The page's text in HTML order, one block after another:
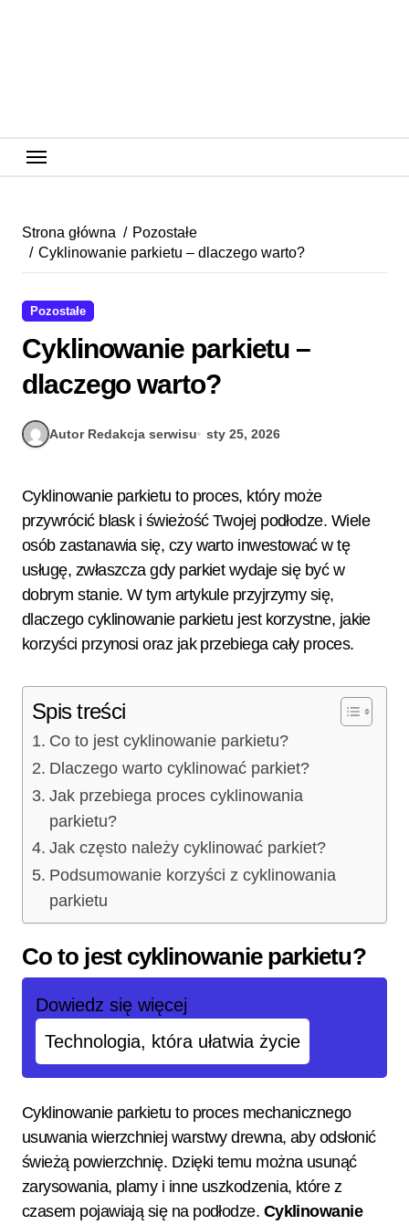
Strona główna
Pozostałe
Cyklinowanie parkietu – dlaczego warto?
Pozostałe
Cyklinowanie parkietu –
dlaczego warto?
Autor Redakcja serwisu sty 25, 2026
Cyklinowanie parkietu to proces, który może
przywrócić blask i świeżość Twojej podłodze. Wiele
osób zastanawia się, czy warto inwestować w tę
usługę, zwłaszcza gdy parkiet wydaje się być w
dobrym stanie. W tym artykule przyjrzymy się,
dlaczego cyklinowanie parkietu jest korzystne, jakie
korzyści przynosi oraz jak przebiega cały proces.
Spis treści
Co to jest cyklinowanie parkietu?
Dlaczego warto cyklinować parkiet?
Jak przebiega proces cyklinowania
parkietu?
Jak często należy cyklinować parkiet?
Podsumowanie korzyści z cyklinowania
parkietu
Co to jest cyklinowanie parkietu?
Dowiedz się więcej
Technologia, która ułatwia życie
Cyklinowanie parkietu to proces mechanicznego
usuwania wierzchniej warstwy drewna, aby odsłonić
świeżą powierzchnię. Dzięki temu można usunąć
zarysowania, plamy i inne uszkodzenia, które z
czasem pojawiają się na podłodze. Cyklinowanie